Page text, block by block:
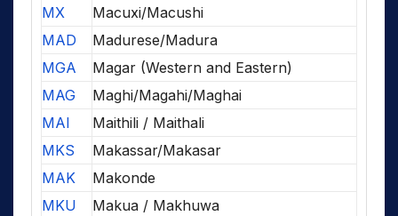
MX
Macuxi/Macushi
MAD
Madurese/Madura
MGA
Magar (Western and Eastern)
MAG
Maghi/Magahi/Maghai
MAI
Maithili / Maithali
MKS
Makassar/Makasar
MAK
Makonde
MKU
Makua / Makhuwa